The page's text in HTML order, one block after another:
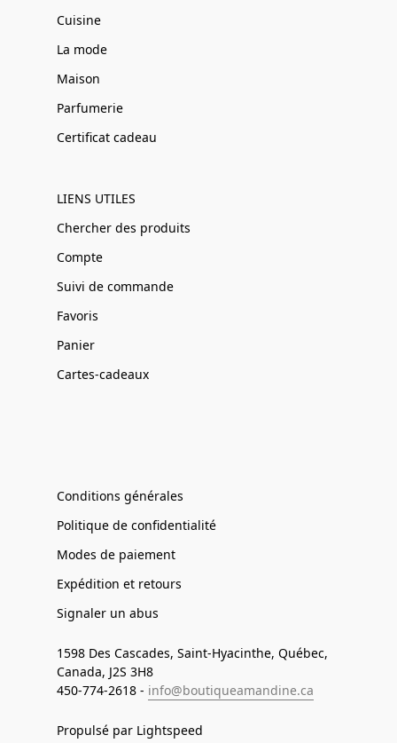
Cuisine
La mode
Maison
Parfumerie
Certificat cadeau
LIENS UTILES
Chercher des produits
Compte
Suivi de commande
Favoris
Panier
Cartes-cadeaux
Conditions générales
Politique de confidentialité
Modes de paiement
Expédition et retours
Signaler un abus
1598 Des Cascades, Saint-Hyacinthe, Québec,
Canada, J2S 3H8
450-774-2618 - info@boutiqueamandine.ca
Propulsé par Lightspeed